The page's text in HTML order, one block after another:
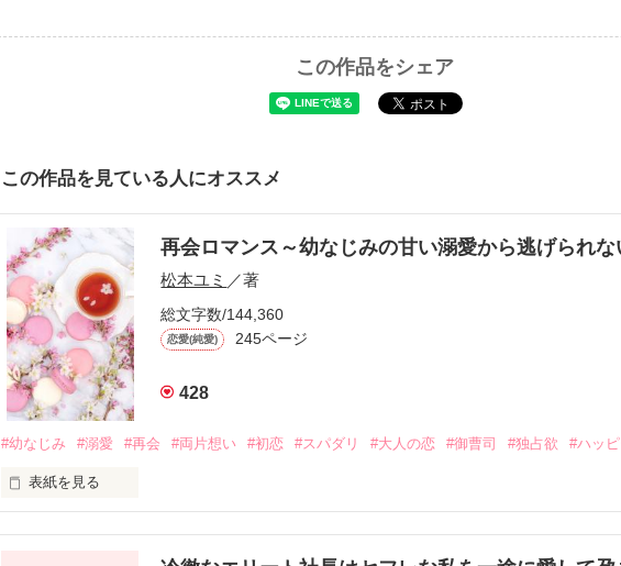
この作品をシェア
この作品を見ている人にオススメ
再会ロマンス～幼なじみの甘い溺愛から逃げられな
松本ユミ ／著
総文字数/144,360
恋愛(純愛) 245ページ
428
#幼なじみ #溺愛 #再会 #両片想い #初恋 #スパダリ #大人の恋 #御曹司 #独占欲 #ハッ
表紙を見る